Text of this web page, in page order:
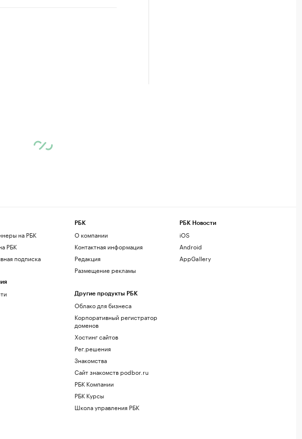
на РБК
РБК
подписка
РБК
О компании
Контактная информация
Редакция
Размещение рекламы
Другие продукты РБК
Облако для бизнеса
Корпоративный регистратор
доменов
Хостинг сайтов
Рег.решения
Знакомства
Сайт знакомств podbor.ru
РБК Компании
РБК Курсы
Школа управления РБК
РБК Новости
iOS
Android
AppGallery